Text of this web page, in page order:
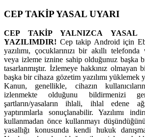
CEP TAKİP YASAL UYARI
CEP TAKİP YALNIZCA YASAL
YAZILIMDIR! Cep takip Android için
yazılımı, çocuklarınızı bir akıllı
veya izleme iznine sahip olduğunuz başka
tasarlanmıştır. İzlemeye hakkınız olmayan
başka bir cihaza gözetim yazılımı yüklemek
Kanun, genellikle, cihazın
izlenmekte olduğunu bildirmenizi
şartların/yasaların ihlali, ihlal edene
yaptırımlarla sonuçlanabilir. Yazılımı
kullanmadan önce kullanmayı
yasallığı konusunda kendi hukuk